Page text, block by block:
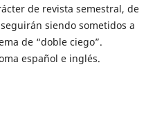
de revista semestral, de
siendo sometidos a
de “doble ciego”.
español e inglés.